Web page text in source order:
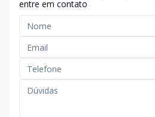
entre em contato